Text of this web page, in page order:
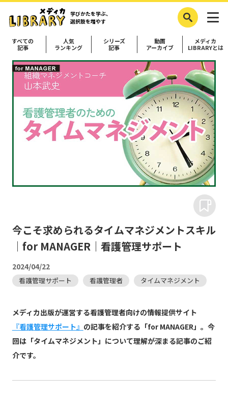
学びかたを学ぶ、
選択肢を増やす
すべての
記事
人気
ランキング
シリーズ
記事
動画
アーカイブ
メディカ
LIBRARYとは
今こそ求められるタイムマネジメントスキル
｜for MANAGER｜看護管理サポート
2024/04/22
看護管理サポート 看護管理者 タイムマネジメント
メディカ出版が運営する看護管理者向けの情報提供サイト
『看護管理サポート』 の記事を紹介する「for MANAGER」。今
回は「タイムマネジメント」について理解が深まる記事のご紹
介です。